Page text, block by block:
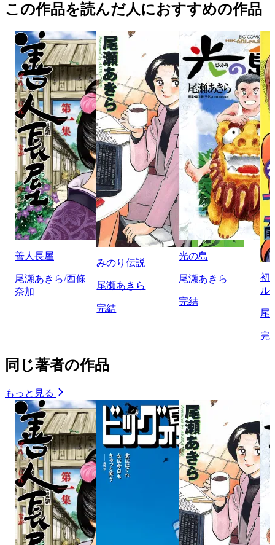
この作品を読んだ人におすすめの作品
善人長屋
尾瀬あきら/西條
奈加
みのり伝説
尾瀬あきら
完結
光の島
尾瀬あきら
完結
初
ル
尾
完
同じ著者の作品
もっと見る